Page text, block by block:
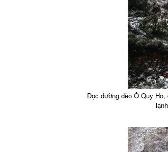
Dọc đường đèo Ô Quy